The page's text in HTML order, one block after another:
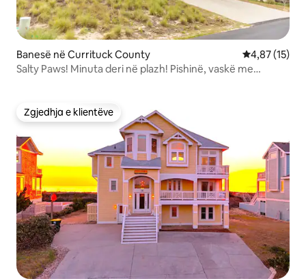
Banesë në Currituck County Vlerësimi
4,87 (15)
Salty Paws! Minuta deri në plazh! Pishinë, vaskë me
Zgjedhja e klientëve
Zgjedhja e klientëve